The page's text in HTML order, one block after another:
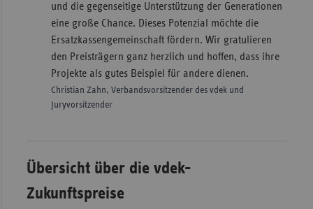
und die gegenseitige Unterstützung der Generationen
eine große Chance. Dieses Potenzial möchte die
Ersatzkassengemeinschaft fördern. Wir gratulieren
den Preisträgern ganz herzlich und hoffen, dass ihre
Projekte als gutes Beispiel für andere dienen.
Christian Zahn, Verbandsvorsitzender des vdek und
Juryvorsitzender
Übersicht über die vdek-
Zukunftspreise